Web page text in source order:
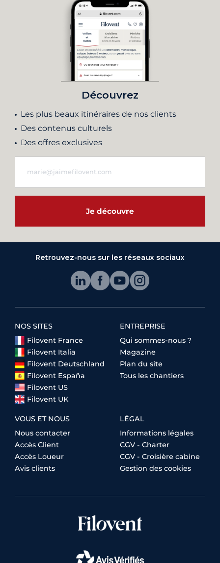
Découvrez
Les plus beaux itinéraires de nos clients
Des contenus culturels
Des offres exclusives
Je découvre
Retrouvez-nous sur les réseaux sociaux
NOS SITES
Filovent France
Filovent Italia
Filovent Deutschland
Filovent España
Filovent US
Filovent UK
ENTREPRISE
Qui sommes-nous ?
Magazine
Plan du site
Tous les chantiers
VOUS ET NOUS
Nous contacter
Accès Client
Accès Loueur
Avis clients
LÉGAL
Informations légales
CGV - Charter
CGV - Croisière cabine
Gestion des cookies